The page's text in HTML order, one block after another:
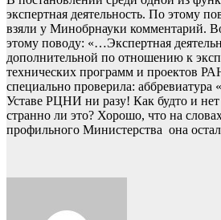
экспертная деятельность. По этому
взяли у Минобрнауки комментарий.
этому поводу: «…Экспертная
дополнительной по отношению к
технических программ и проектов
специально проверила: аббревиатура
Уставе РЦНИ ни разу! Как будто и
странно ли это? Хорошо, что на
профильного Министерства она